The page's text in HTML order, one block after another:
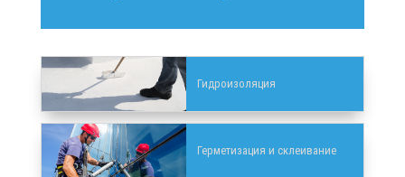
Гидроизоляция
Герметизация и склеивание